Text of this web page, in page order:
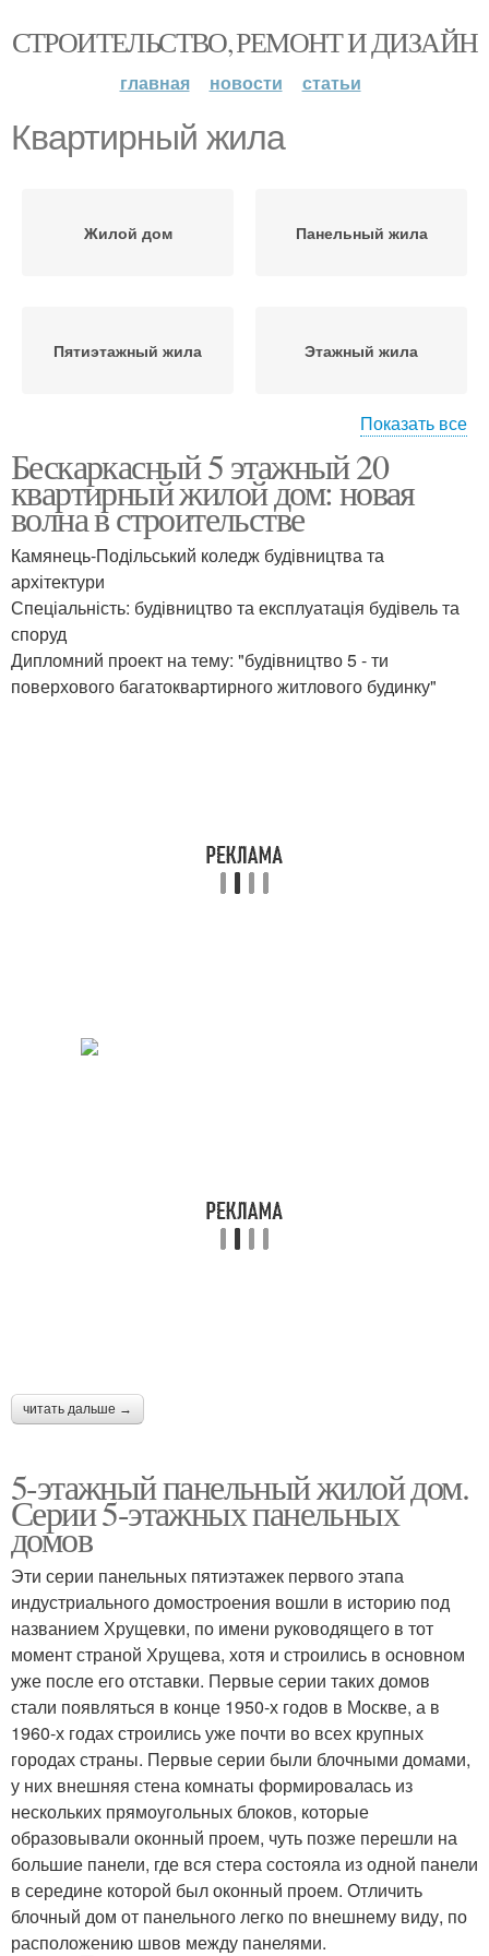
СТРОИТЕЛЬСТВО, РЕМОНТ И ДИЗАЙН
главная новости статьи
Квартирный жила
Жилой дом Панельный жила
Пятиэтажный жила Этажный жила
Двухсекционный жила
Показать все
Бескаркасный 5 этажный 20
квартирный жилой дом: новая
волна в строительстве
Камянець-Подільський коледж будівництва та
архітектури
Спеціальність: будівництво та експлуатація будівель та
споруд
Дипломний проект на тему: "будівництво 5 - ти
поверхового багатоквартирного житлового будинку"
читать дальше →
5-этажный панельный жилой дом.
Серии 5-этажных панельных
домов
Эти серии панельных пятиэтажек первого этапа
индустриального домостроения вошли в историю под
названием Хрущевки, по имени руководящего в тот
момент страной Хрущева, хотя и строились в основном
уже после его отставки. Первые серии таких домов
стали появляться в конце 1950-х годов в Москве, а в
1960-х годах строились уже почти во всех крупных
городах страны. Первые серии были блочными домами,
у них внешняя стена комнаты формировалась из
нескольких прямоугольных блоков, которые
образовывали оконный проем, чуть позже перешли на
большие панели, где вся стера состояла из одной панели
в середине которой был оконный проем. Отличить
блочный дом от панельного легко по внешнему виду, по
расположению швов между панелями.